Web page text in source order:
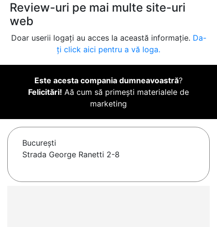
Review-uri pe mai multe site-uri
web
Doar userii logați au acces la această informație. Da-
ți click aici pentru a vă loga.
Este acesta compania dumneavoastră?
Felicitări! Aă cum să primești materialele de
marketing
Bucureşti
Strada George Ranetti 2-8